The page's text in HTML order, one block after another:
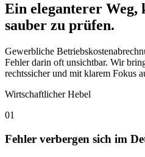
Ein eleganterer Weg,
sauber zu prüfen.
Gewerbliche
Fehler darin oft unsichtbar. Wir
rechtssicher und mit klarem Fokus
Wirtschaftlicher Hebel
01
Fehler verbergen sich im